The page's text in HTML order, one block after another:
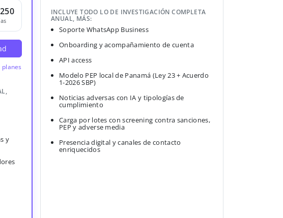
y
INCLUYE TODO LO DE INVESTIGACIÓN COMPLETA
ANUAL, MÁS:
Soporte WhatsApp Business
Onboarding y acompañamiento de cuenta
API access
Modelo PEP local de Panamá (Ley 23 + Acuerdo
1-2026 SBP)
Noticias adversas con IA y tipologías de
cumplimiento
Carga por lotes con screening contra sanciones,
PEP y adverse media
Presencia digital y canales de contacto
enriquecidos